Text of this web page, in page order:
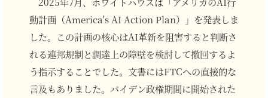
動計画（America's AI Action Plan）」を発表しま
した。この計画の核心はAI革新を阻害すると判断さ
れる連邦規制と調達上の障壁を検討して撤回するよ
う指示することでした。文書にはFTCへの直接的な
言及もありました。バイデン政権期間に開始された